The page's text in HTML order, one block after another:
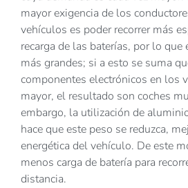
mayor exigencia de los
vehículos es poder recorrer más
recarga de las baterías, por lo que
más grandes; si a esto se suma
componentes electrónicos en los
mayor, el resultado son coches
embargo, la utilización de
hace que este peso se reduzca,
energética del vehículo. De este
menos carga de batería para
distancia.